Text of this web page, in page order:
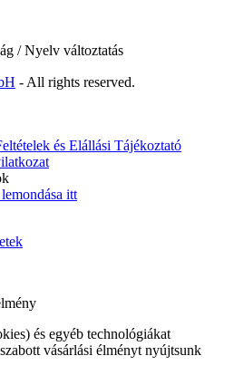
/ Nyelv változtatás
- All rights reserved.
és Elállási Tájékoztató
itt
és egyéb technológiákat
vásárlási élményt nyújtsunk